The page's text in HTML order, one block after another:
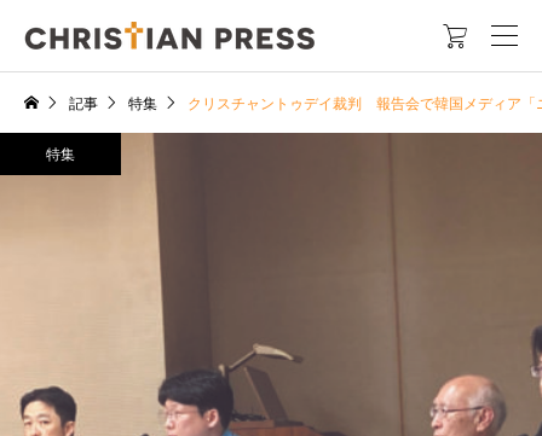

記事 特集 クリスチャントゥデイ裁判 報告会で韓国メディア
特集